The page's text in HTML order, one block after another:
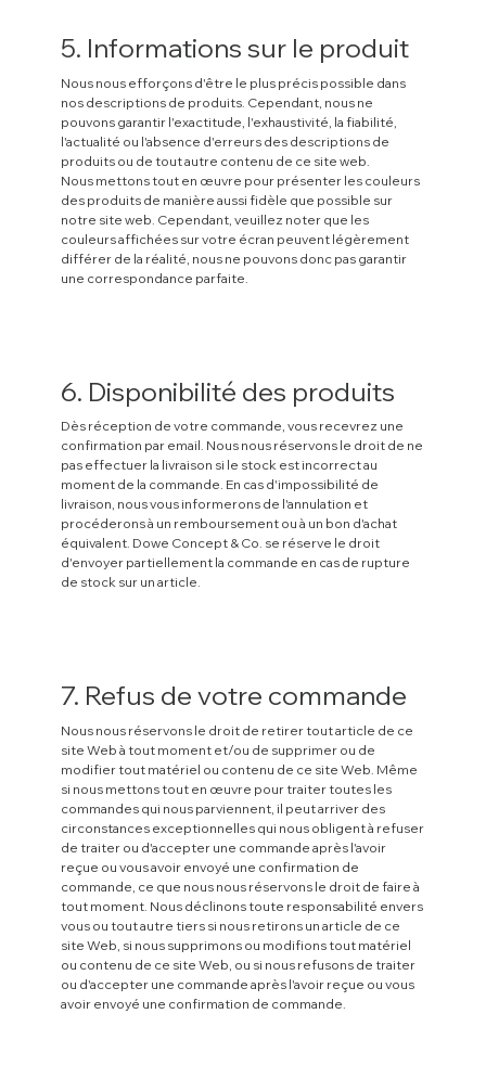
5. Informations sur le produit
Nous nous efforçons d'être le plus précis possible dans
nos descriptions de produits. Cependant, nous ne
pouvons garantir l'exactitude, l'exhaustivité, la fiabilité,
l'actualité ou l'absence d'erreurs des descriptions de
produits ou de tout autre contenu de ce site web.
Nous mettons tout en œuvre pour présenter les couleurs
des produits de manière aussi fidèle que possible sur
notre site web. Cependant, veuillez noter que les
couleurs affichées sur votre écran peuvent légèrement
différer de la réalité, nous ne pouvons donc pas garantir
une correspondance parfaite.
6. Disponibilité des produits
Dès réception de votre commande, vous recevrez une
confirmation par email. Nous nous réservons le droit de ne
pas effectuer la livraison si le stock est incorrect au
moment de la commande. En cas d'impossibilité de
livraison, nous vous informerons de l'annulation et
procéderons à un remboursement ou à un bon d'achat
équivalent. Dowe Concept & Co. se réserve le droit
d'envoyer partiellement la commande en cas de rupture
de stock sur un article.
7. Refus de votre commande
Nous nous réservons le droit de retirer tout article de ce
site Web à tout moment et/ou de supprimer ou de
modifier tout matériel ou contenu de ce site Web. Même
si nous mettons tout en œuvre pour traiter toutes les
commandes qui nous parviennent, il peut arriver des
circonstances exceptionnelles qui nous obligent à refuser
de traiter ou d'accepter une commande après l'avoir
reçue ou vous avoir envoyé une confirmation de
commande, ce que nous nous réservons le droit de faire à
tout moment. Nous déclinons toute responsabilité envers
vous ou tout autre tiers si nous retirons un article de ce
site Web, si nous supprimons ou modifions tout matériel
ou contenu de ce site Web, ou si nous refusons de traiter
ou d'accepter une commande après l'avoir reçue ou vous
avoir envoyé une confirmation de commande.